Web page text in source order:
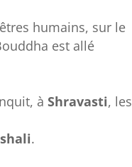
humains, sur le
est allé
àShravasti, les
.